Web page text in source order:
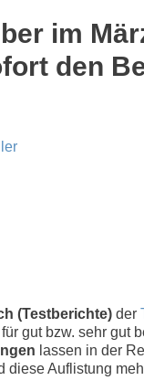
im
den
(Testberichte) der
gut bzw. sehr gut
lassen in der
diese Auflistung